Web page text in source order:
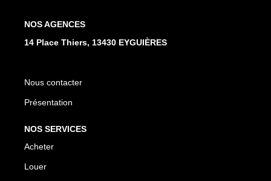
NOS AGENCES
14 Place Thiers, 13430 EYGUIÈRES
Nous contacter
Présentation
NOS SERVICES
Acheter
Louer